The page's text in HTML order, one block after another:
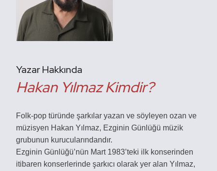
Yazar Hakkında
Hakan Yılmaz Kimdir?
Folk-pop türünde şarkılar yazan ve söyleyen ozan ve
müzisyen Hakan Yılmaz, Ezginin Günlüğü müzik
grubunun kurucularındandır.
Ezginin Günlüğü’nün Mart 1983’teki ilk konserinden
itibaren konserlerinde şarkıcı olarak yer alan Yılmaz,